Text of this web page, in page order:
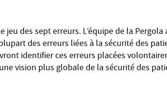
jeu des sept erreurs. L’équipe de la
des erreurs liées à la sécurité des
identifier ces erreurs placées
vision plus globale de la sécurité des